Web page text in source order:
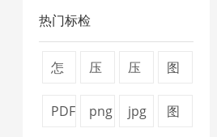
热门标检
怎
压
压
图
PDF
png
jpg
图